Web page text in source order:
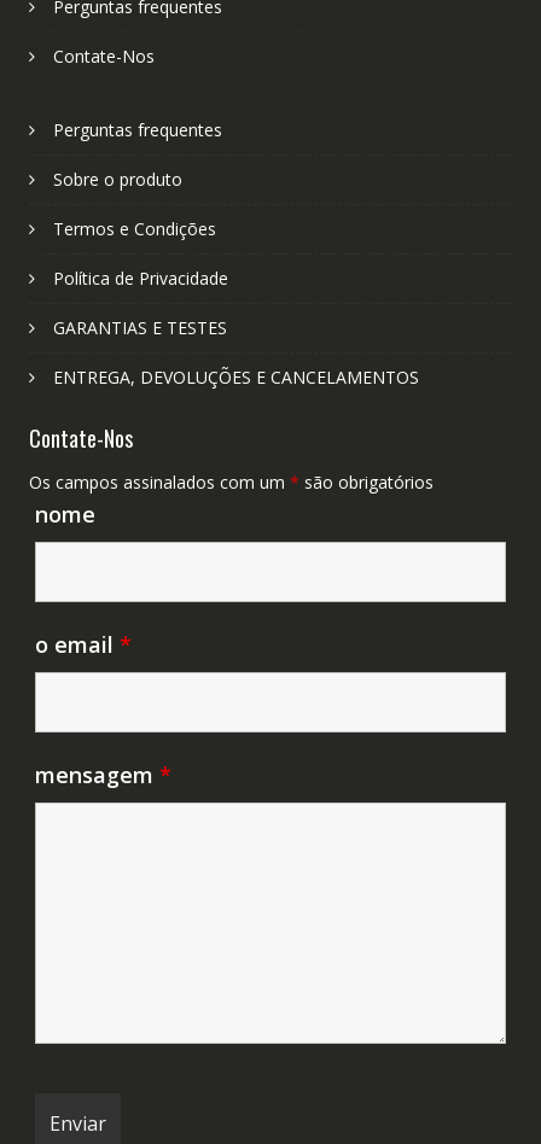
Perguntas frequentes
Contate-Nos
Perguntas frequentes
Sobre o produto
Termos e Condições
Política de Privacidade
GARANTIAS E TESTES
ENTREGA, DEVOLUÇÕES E CANCELAMENTOS
Contate-Nos
Os campos assinalados com um * são obrigatórios
nome
o email *
mensagem *